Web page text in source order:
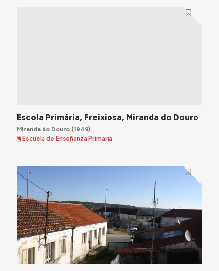
Escola Primária, Freixiosa, Miranda do Douro
Miranda do Douro(1949)
Escuela de Enseñanza Primaria